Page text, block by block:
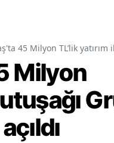
45 Milyon TL’lik yatırım
Milyon